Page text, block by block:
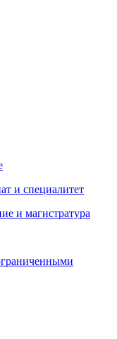
и специалитет
и магистратура